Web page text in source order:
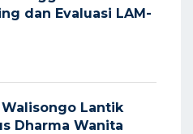
dan Evaluasi LAM-
Walisongo Lantik
Dharma Wanita